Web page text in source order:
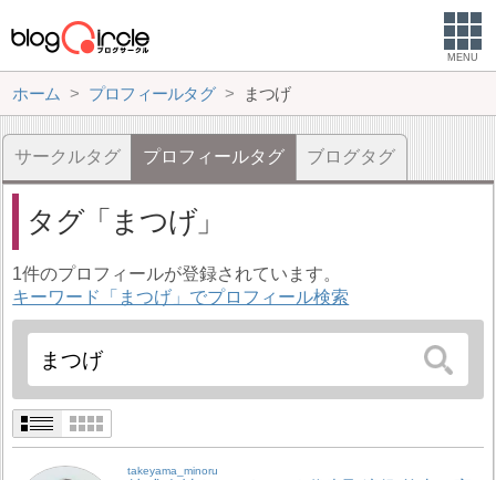
MENU
ホーム プロフィールタグ まつげ
サークルタグ プロフィールタグ ブログタグ
タグ まつげ
1件のプロフィールが登録されています。
キーワード「まつげ」でプロフィール検索
takeyama_minoru